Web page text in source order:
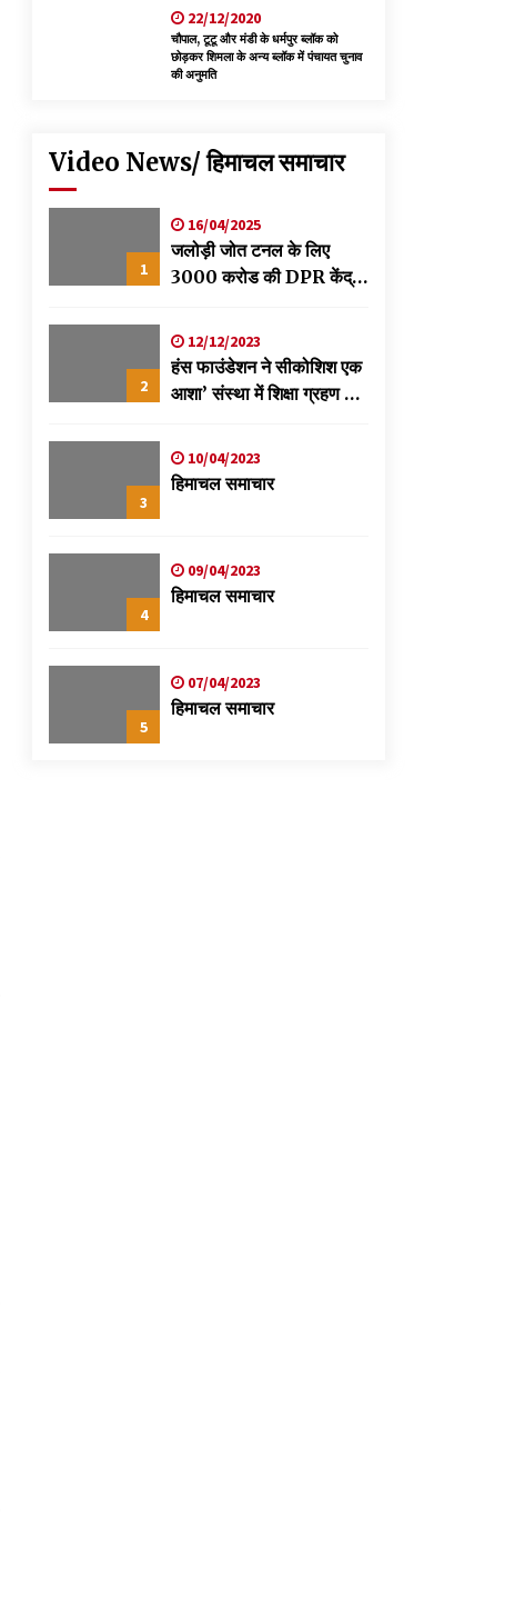
22/12/2020
चौपाल, टूटू और मंडी के धर्मपुर ब्लॉक को
छोड़कर शिमला के अन्य ब्लॉक में पंचायत चुनाव
की अनुमति
Video News/ हिमाचल समाचार
1
16/04/2025
जलोड़ी जोत टनल के लिए
3000 करोड की DPR केंद्र
विक्रमादित्य
2
12/12/2023
हंस फाउंडेशन ने सीकोशिश एक
आशा’ संस्था में शिक्षा ग्रहण कर
स्वास्थ्य शिविर
3
10/04/2023
हिमाचल समाचार
4
09/04/2023
हिमाचल समाचार
5
07/04/2023
हिमाचल समाचार